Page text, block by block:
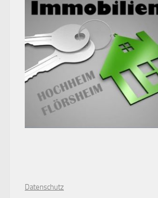
als
18.
Datenschutz